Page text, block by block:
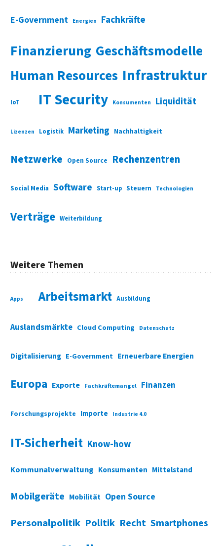
E-Government Energien Fachkräfte
Finanzierung Geschäftsmodelle
Human Resources Infrastruktur
IoT IT Security Konsumenten Liquidität
Lizenzen Logistik Marketing Nachhaltigkeit
Netzwerke Open Source Rechenzentren
Social Media Software Start-up Steuern Technologien
Verträge Weiterbildung
Weitere Themen
Apps Arbeitsmarkt Ausbildung
Auslandsmärkte Cloud Computing Datenschutz
Digitalisierung E-Government Erneuerbare Energien
Europa Exporte Fachkräftemangel Finanzen
Forschungsprojekte Importe Industrie 4.0
IT-Sicherheit Know-how
Kommunalverwaltung Konsumenten Mittelstand
Mobilgeräte Mobilität Open Source
Personalpolitik Politik Recht Smartphones